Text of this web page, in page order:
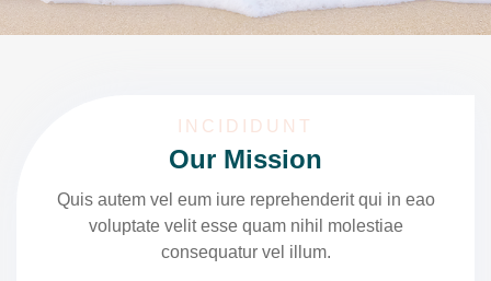
INCIDIDUNT
Our Mission
Quis autem vel eum iure reprehenderit qui in eao
voluptate velit esse quam nihil molestiae
consequatur vel illum.